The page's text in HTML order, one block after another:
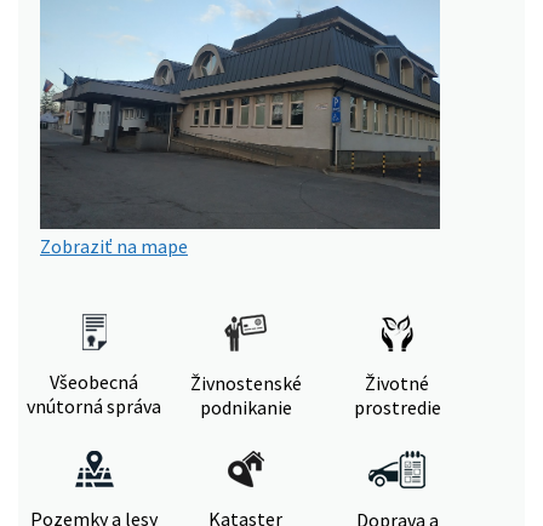
Zobraziť na mape
Všeobecná
vnútorná správa
Živnostenské
podnikanie
Životné
prostredie
Pozemky a lesy Kataster
Doprava a